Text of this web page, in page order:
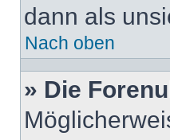
dann als
Nach oben
» Die